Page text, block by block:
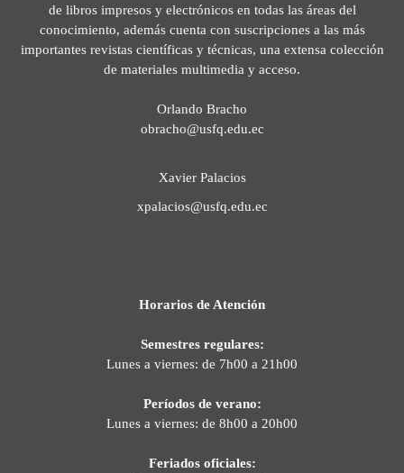
de libros impresos y electrónicos en todas las áreas del
conocimiento, además cuenta con suscripciones a las más
importantes revistas científicas y técnicas, una extensa colección
de materiales multimedia y acceso.
Orlando Bracho
obracho@usfq.edu.ec
Xavier Palacios
xpalacios@usfq.edu.ec
Horarios de Atención
Semestres regulares:
Lunes a viernes: de 7h00 a 21h00
Períodos de verano:
Lunes a viernes: de 8h00 a 20h00
Feriados oficiales: